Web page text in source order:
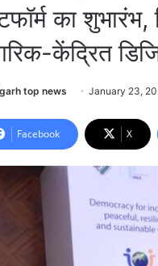
का
केंद्रित
top news January 23,
Facebook X